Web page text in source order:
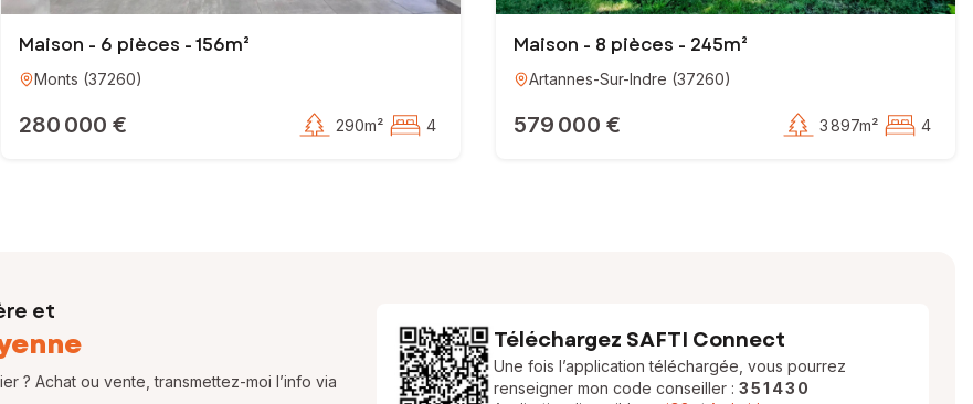
Maison - 6 pièces - 156m²
Monts (37260)
280 000 € 290m² 4
Maison - 8 pièces - 245m²
Artannes-Sur-Indre (37260)
579 000 € 3 897m² 4
et
? Achat ou vente, transmettez-moi l’info via
Téléchargez SAFTI Connect
Une fois l’application téléchargée, vous pourrez
renseigner mon code conseiller : 351430